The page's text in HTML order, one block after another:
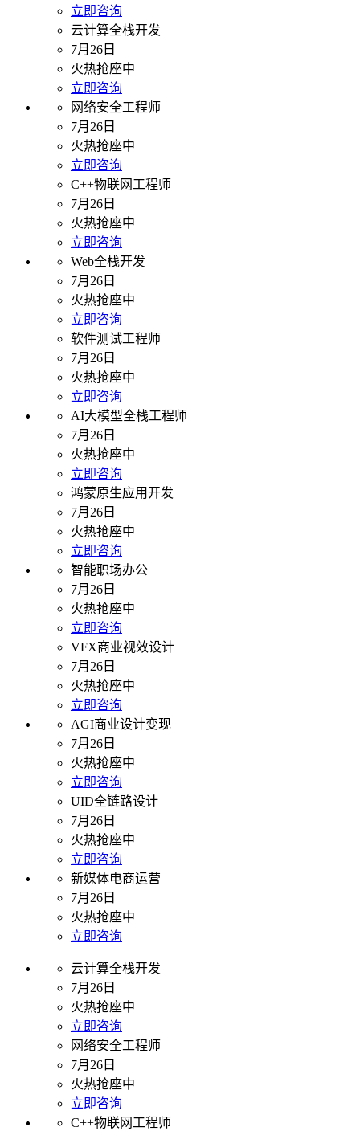
立即咨询
云计算全栈开发
7月26日
火热抢座中
立即咨询
网络安全工程师
7月26日
火热抢座中
立即咨询
C++物联网工程师
7月26日
火热抢座中
立即咨询
Web全栈开发
7月26日
火热抢座中
立即咨询
软件测试工程师
7月26日
火热抢座中
立即咨询
AI大模型全栈工程师
7月26日
火热抢座中
立即咨询
鸿蒙原生应用开发
7月26日
火热抢座中
立即咨询
智能职场办公
7月26日
火热抢座中
立即咨询
VFX商业视效设计
7月26日
火热抢座中
立即咨询
AGI商业设计变现
7月26日
火热抢座中
立即咨询
UID全链路设计
7月26日
火热抢座中
立即咨询
新媒体电商运营
7月26日
火热抢座中
立即咨询
云计算全栈开发
7月26日
火热抢座中
立即咨询
网络安全工程师
7月26日
火热抢座中
立即咨询
C++物联网工程师